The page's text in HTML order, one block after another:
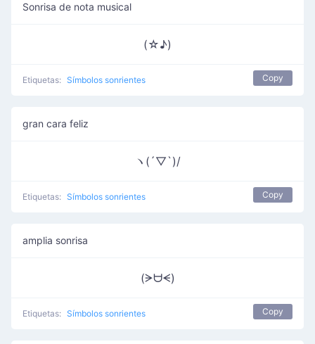
Sonrisa de nota musical
(☆♪)
Etiquetas: Símbolos sonrientes Copy
gran cara feliz
ヽ(´▽`)/
Etiquetas: Símbolos sonrientes Copy
amplia sonrisa
(ᗒᗨᗕ)
Etiquetas: Símbolos sonrientes Copy